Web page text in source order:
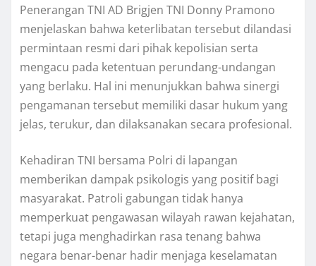
Penerangan TNI AD Brigjen TNI Donny Pramono
menjelaskan bahwa keterlibatan tersebut dilandasi
permintaan resmi dari pihak kepolisian serta
mengacu pada ketentuan perundang-undangan
yang berlaku. Hal ini menunjukkan bahwa sinergi
pengamanan tersebut memiliki dasar hukum yang
jelas, terukur, dan dilaksanakan secara profesional.
Kehadiran TNI bersama Polri di lapangan
memberikan dampak psikologis yang positif bagi
masyarakat. Patroli gabungan tidak hanya
memperkuat pengawasan wilayah rawan kejahatan,
tetapi juga menghadirkan rasa tenang bahwa
negara benar-benar hadir menjaga keselamatan